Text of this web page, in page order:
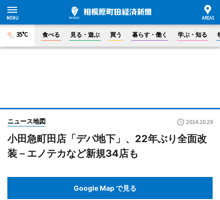
35°C 食べる 見る・遊ぶ 買う 暮らす・働く 学ぶ・知る
ニュース地図 2014.10.29
小田急町田店「デパ地下」、22年ぶり全面改
装－エノテカなど新規34店も
Google Map で見る